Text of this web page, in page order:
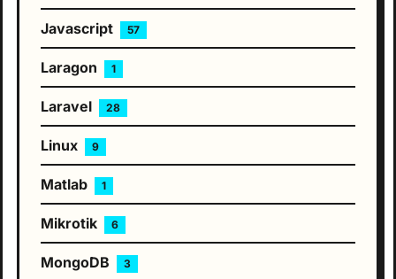
Javascript 57
Laragon 1
Laravel 28
Linux 9
Matlab 1
Mikrotik 6
MongoDB 3